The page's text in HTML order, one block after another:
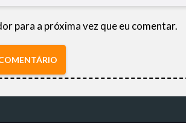
para a próxima vez que eu comentar.